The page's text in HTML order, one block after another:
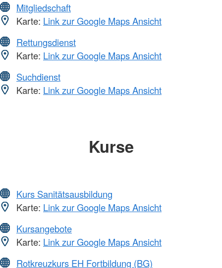
Mitgliedschaft
Karte: Link zur Google Maps Ansicht
Rettungsdienst
Karte: Link zur Google Maps Ansicht
Suchdienst
Karte: Link zur Google Maps Ansicht
Kurse
Kurs Sanitätsausbildung
Karte: Link zur Google Maps Ansicht
Kursangebote
Karte: Link zur Google Maps Ansicht
Rotkreuzkurs EH Fortbildung (BG)